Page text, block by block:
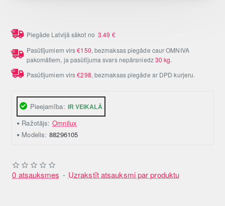
Pieejamība: IR VEIKALĀ
Ražotājs: Omnilux
Modelis: 88296105
0 atsauksmes - Uzrakstīt atsauksmi par produktu
Piegāde Latvijā sākot no3.49 €
Pasūtījumiem virs€150, bezmaksas piegāde caur OMNIVA
pakomātiem, ja pasūtījuma svars nepārsniedz30 kg.
Pasūtījumiem virs€298, bezmaksas piegāde ar DPD kurjeru.